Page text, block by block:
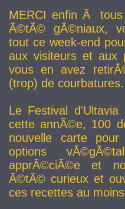
MERCI enfin Ã
Ã©tÃ© gÃ©niaux,
tout ce week-end
aux visiteurs et aux
vous en avez
(trop) de courbatures.
Le Festival
cette annÃ©e, 100
nouvelle carte
options
apprÃ©ciÃ©e et
Ã©tÃ© curieux et
ces recettes au